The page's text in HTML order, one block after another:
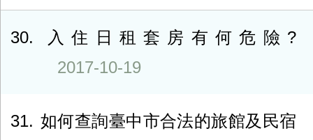
30
入住日租套房有何危險?
2017-10-19
31
如何查詢臺中市合法的旅館及民宿